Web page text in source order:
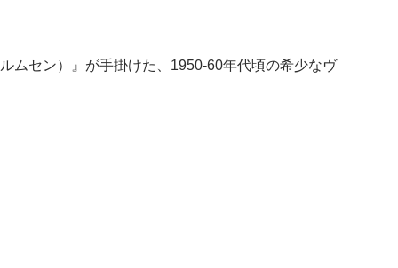
ムセン）』が手掛けた、1950-60年代頃の希少なヴ